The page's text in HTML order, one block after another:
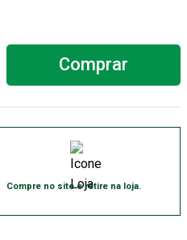
Comprar
Compre no site e retire na loja.